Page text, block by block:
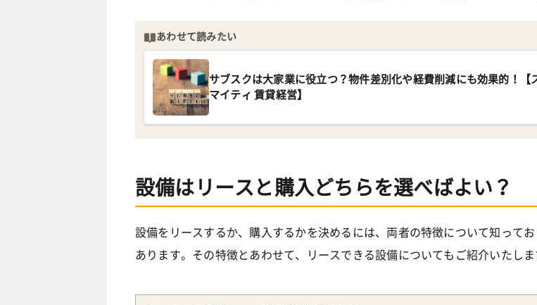
あわせて読みたい
サブスクは大家業に役立つ？物件差別化や経費削減にも効果的！【
マイティ 賃貸経営】
設備はリースと購入どちらを選べばよい？
設備をリースするか、購入するかを決めるには、両者の特徴について知って
あります。その特徴とあわせて、リースできる設備についてもご紹介いたしま